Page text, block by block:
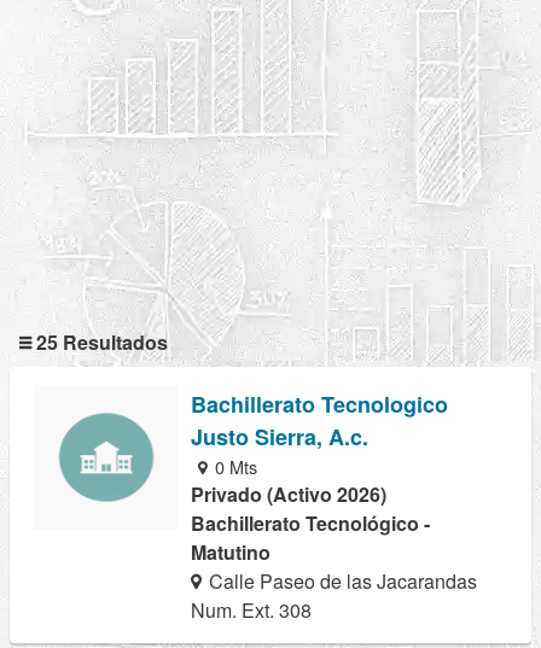
25 Resultados
Bachillerato Tecnologico
Justo Sierra, A.c.
0 Mts
Privado (Activo 2026)
Bachillerato Tecnológico -
Matutino
Calle Paseo de las Jacarandas
Num. Ext. 308